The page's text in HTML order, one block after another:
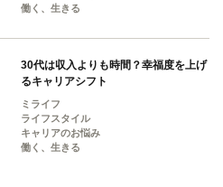
働く、生きる
30代は収入よりも時間？幸福度を上げ
るキャリアシフト
ミライフ
ライフスタイル
キャリアのお悩み
働く、生きる